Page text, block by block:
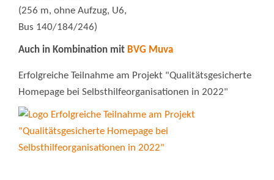
(256 m, ohne Aufzug, U6,
Bus 140/184/246)
Auch in Kombination mit BVG Muva
Erfolgreiche Teilnahme am Projekt "Qualitätsgesicherte
Homepage bei Selbsthilfeorganisationen in 2022"